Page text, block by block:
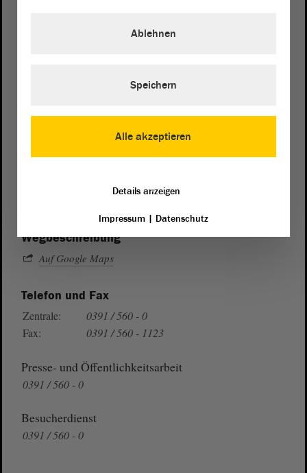
Wegbeschreibung
Auf Google Maps
Telefon und Fax
Zentrale:
0391 / 560 - 0
Fax:
0391 / 560 - 1123
Presse- und Öffentlichkeitsarbeit
0391 / 560 - 0
Besucherdienst
0391 / 560 - 0
Alle akzeptieren
Ablehnen
Speichern
Details anzeigen
Impressum| Datenschutz